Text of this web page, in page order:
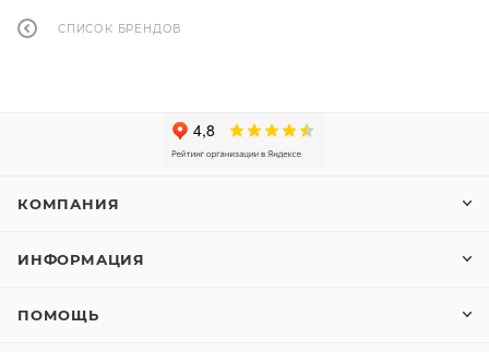
СПИСОК БРЕНДОВ
КОМПАНИЯ
ИНФОРМАЦИЯ
ПОМОЩЬ